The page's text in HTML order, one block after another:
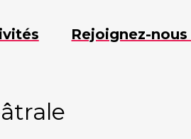
Rejoignez-nous